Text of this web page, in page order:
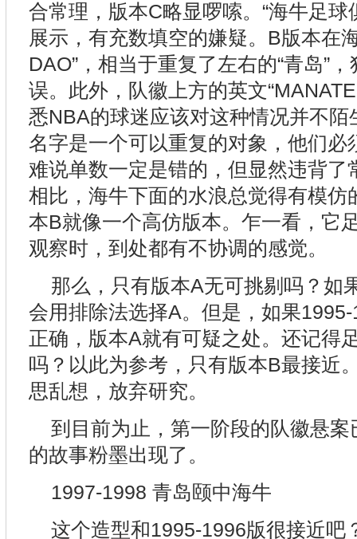
合常理，版本C略显啰嗦。“海牛足球
展示，有充数填空的嫌疑。B版本在
DAO”，相当于重复了左右的“青岛”
误。此外，队徽上方的英文
悉NBA的球迷应该对这种情况并不
名字是一个可以重复的对象，他们必
难说单数一定是错的，但显然违背了
相比，海牛下面的水浪总觉得有模仿
本B就像一个高仿版本。乍一看，它
观察时，到处都有不协调的感觉。
那么，只有版本A无可挑剔吗？如
会用排除法选择A。但是，如果1995-
正确，版本A就有可疑之处。还记得
吗？以此为参考，只有版本B最接近
思乱想，放弃研究。
到目前为止，第一阶段的队徽悬
的故事粉墨出现了。
1997-1998 青岛颐中海牛
这个造型和1995-1996版很接近吧